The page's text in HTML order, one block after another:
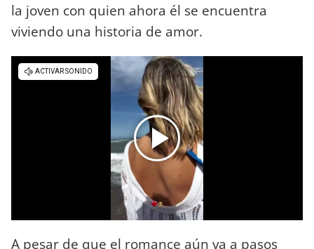
la joven con quien ahora él se encuentra
viviendo una historia de amor.
A pesar de que el romance aún va a pasos